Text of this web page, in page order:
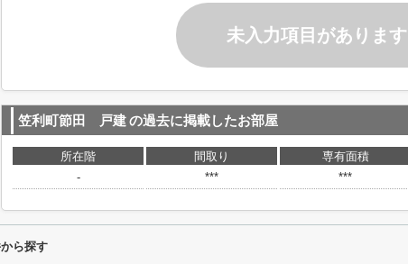
未入力項目があります
笠利町節田 戸建の過去に掲載したお部屋
所在階 間取り 専有面積
-
*** ***
ら探す